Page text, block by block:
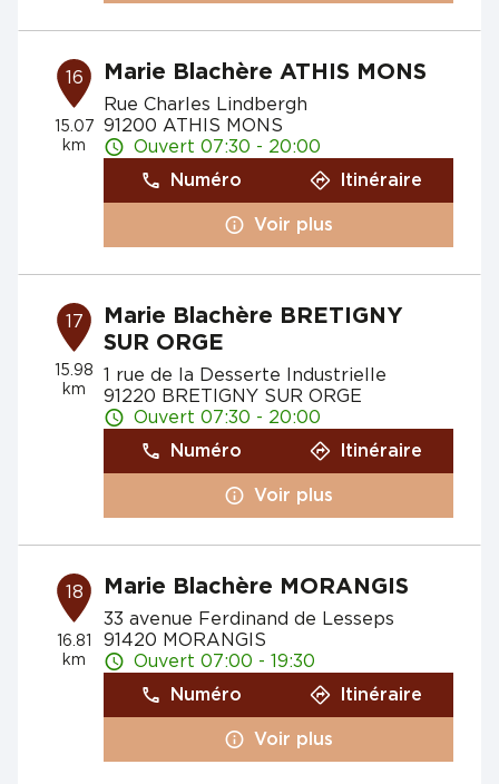
16
15.07
km
Marie Blachère ATHIS MONS
Rue Charles Lindbergh
91200 ATHIS MONS
Ouvert 07:30 - 20:00
Numéro
Itinéraire
Voir plus
17
15.98
km
Marie Blachère BRETIGNY
SUR ORGE
1 rue de la Desserte Industrielle
91220 BRETIGNY SUR ORGE
Ouvert 07:30 - 20:00
Numéro
Itinéraire
Voir plus
18
16.81
km
Marie Blachère MORANGIS
33 avenue Ferdinand de Lesseps
91420 MORANGIS
Ouvert 07:00 - 19:30
Numéro
Itinéraire
Voir plus